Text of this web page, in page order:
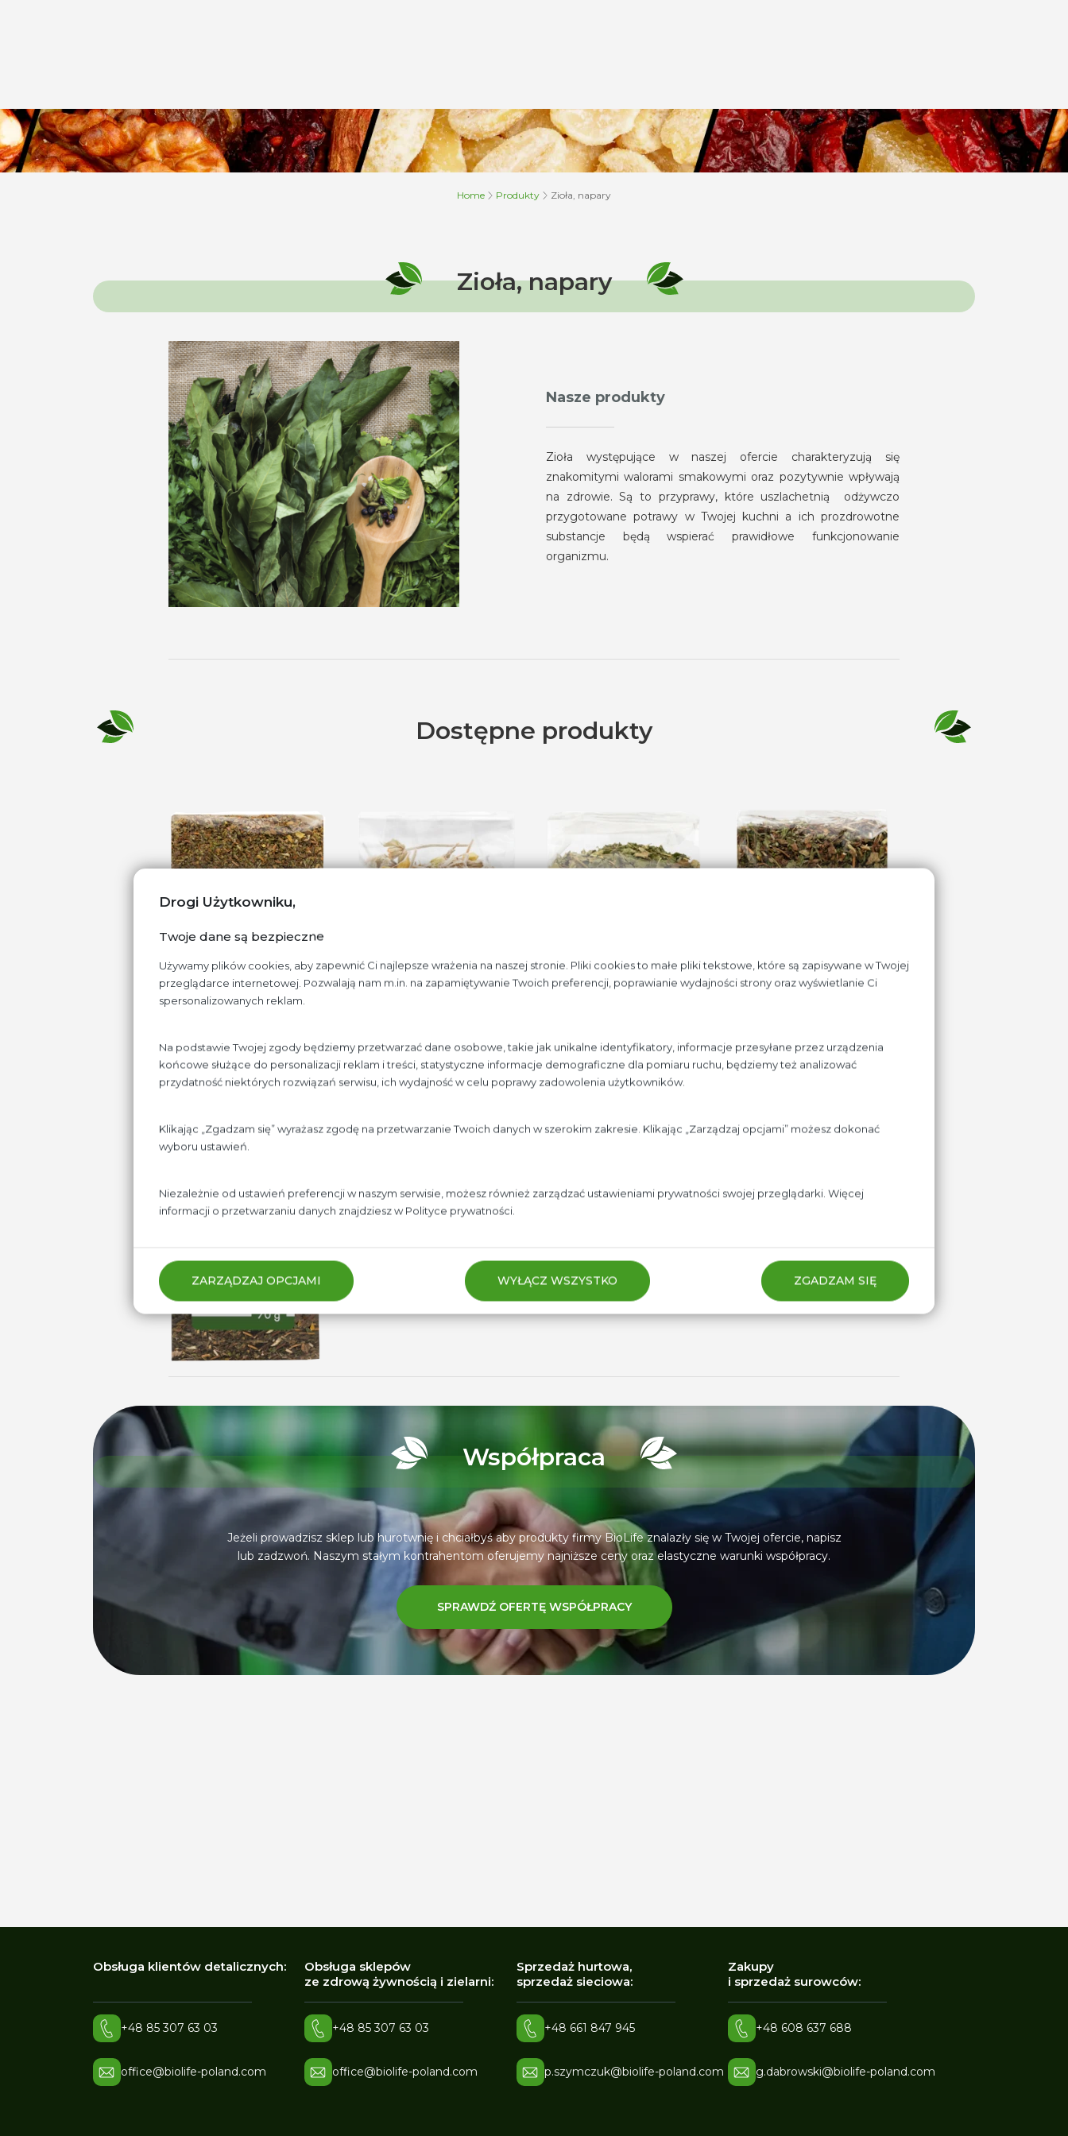
Drogi Użytkowniku,
Twoje dane są bezpieczne
Używamy plików cookies, aby zapewnić Ci najlepsze wrażenia na naszej stronie. Pliki cookies to małe pliki tekstowe, które są zapisywane w Twojej
przeglądarce internetowej. Pozwalają nam m.in. na zapamiętywanie Twoich preferencji, poprawianie wydajności strony oraz wyświetlanie Ci
spersonalizowanych reklam.
Na podstawie Twojej zgody będziemy przetwarzać dane osobowe, takie jak unikalne identyfikatory, informacje przesyłane przez urządzenia
końcowe służące do personalizacji reklam i treści, statystyczne informacje demograficzne dla pomiaru ruchu, będziemy też analizować
przydatność niektórych rozwiązań serwisu, ich wydajność w celu poprawy zadowolenia użytkowników.
Klikając „Zgadzam się” wyrażasz zgodę na przetwarzanie Twoich danych w szerokim zakresie. Klikając „Zarządzaj opcjami” możesz dokonać
wyboru ustawień.
Niezależnie od ustawień preferencji w naszym serwisie, możesz również zarządzać ustawieniami prywatności swojej przeglądarki. Więcej
informacji o przetwarzaniu danych znajdziesz w Polityce prywatności.
ZARZĄDZAJ OPCJAMI WYŁĄCZ WSZYSTKO ZGADZAM SIĘ
Home Produkty Zioła, napary
Zioła, napary
Nasze produkty
Zioła występujące w naszej ofercie charakteryzują się
znakomitymi walorami smakowymi oraz pozytywnie wpływają
na zdrowie. Są to przyprawy, które uszlachetnią odżywczo
przygotowane potrawy w Twojej kuchni a ich prozdrowotne
substancje będą wspierać prawidłowe funkcjonowanie
organizmu.
Dostępne produkty
Współpraca
Jeżeli prowadzisz sklep lub hurotwnię i chciałbyś aby produkty firmy BioLife znalazły się w Twojej ofercie, napisz
lub zadzwoń. Naszym stałym kontrahentom oferujemy najniższe ceny oraz elastyczne warunki współpracy.
SPRAWDŹ OFERTĘ WSPÓŁPRACY
Obsługa klientów detalicznych:
+48 85 307 63 03
office@biolife-poland.com
Obsługa sklepów
ze zdrową żywnością i zielarni:
+48 85 307 63 03
office@biolife-poland.com
Sprzedaż hurtowa,
sprzedaż sieciowa:
+48 661 847 945
p.szymczuk@biolife-poland.com
Zakupy
i sprzedaż surowców:
+48 608 637 688
g.dabrowski@biolife-poland.com